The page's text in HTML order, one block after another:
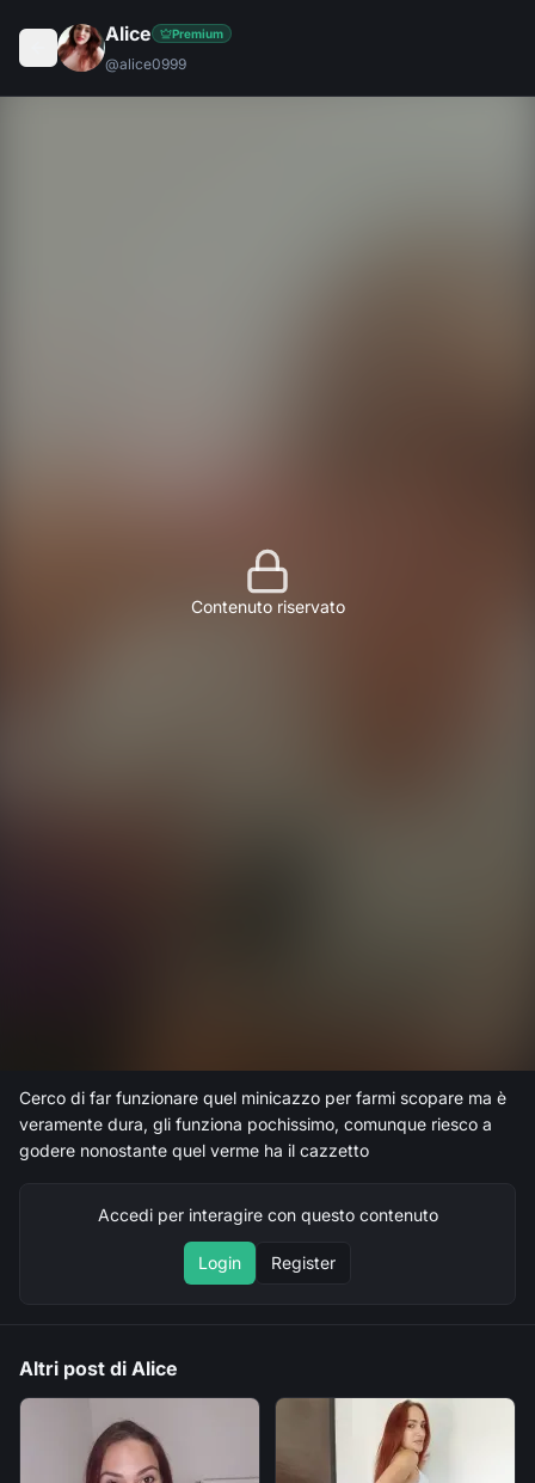
Alice Premium
@alice0999
Contenuto riservato
Cerco di far funzionare quel minicazzo per farmi scopare ma è
veramente dura, gli funziona pochissimo, comunque riesco a
godere nonostante quel verme ha il cazzetto
Accedi per interagire con questo contenuto
Login Register
Altri post di Alice